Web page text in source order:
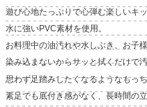
遊び心地たっぷりで心弾む楽しいキッ
水に強いPVC素材を使用。
お料理中の油汚れや水しぶき、お子
染み込まないからサッと拭くだけで
思わず足踏みしたくなるようなもっ
素足でも底付き感がなく、長時間の